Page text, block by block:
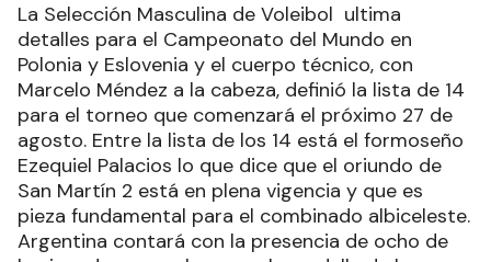
La Selección Masculina de Voleibol ultima
detalles para el Campeonato del Mundo en
Polonia y Eslovenia y el cuerpo técnico, con
Marcelo Méndez a la cabeza, definió la lista de 14
para el torneo que comenzará el próximo 27 de
agosto. Entre la lista de los 14 está el formoseño
Ezequiel Palacios lo que dice que el oriundo de
San Martín 2 está en plena vigencia y que es
pieza fundamental para el combinado albiceleste.
Argentina contará con la presencia de ocho de